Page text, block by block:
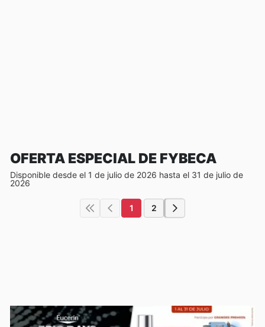
OFERTA ESPECIAL DE FYBECA
Disponible desde el 1 de julio de 2026 hasta el 31 de julio de
2026
1 2